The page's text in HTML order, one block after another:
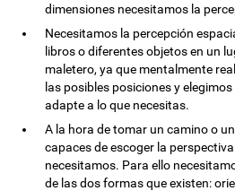
dimensiones necesitamos la
Necesitamos la percepción
libros o diferentes objetos en un
maletero, ya que mentalmente
las posibles posiciones y
adapte a lo que necesitas.
A la hora de tomar un camino o
capaces de escoger la
necesitamos. Para ello
de las dos formas que existen: